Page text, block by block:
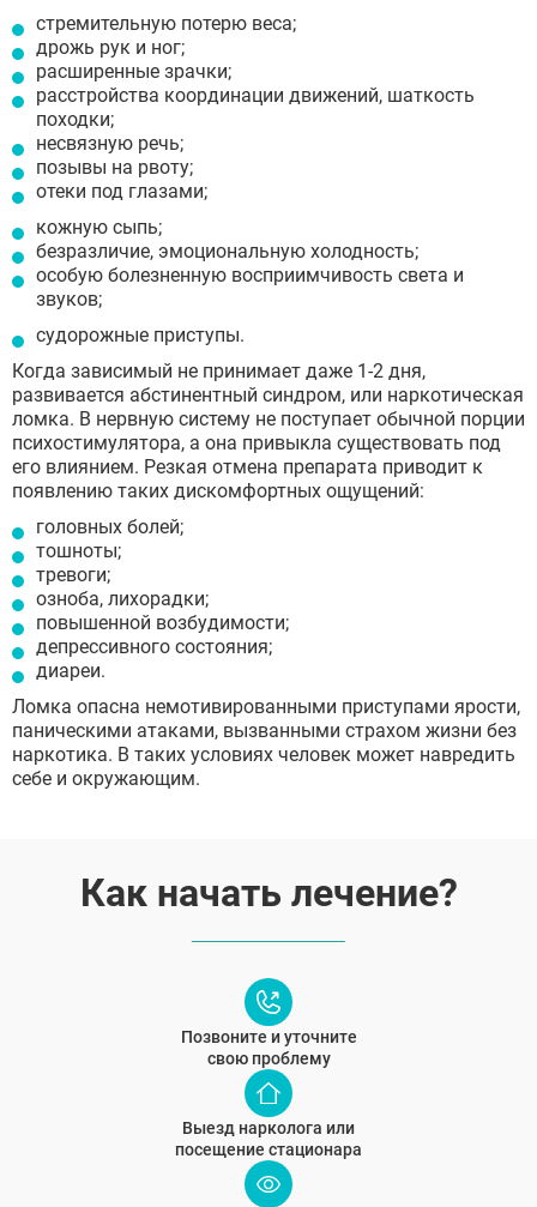
стремительную потерю веса;
дрожь рук и ног;
расширенные зрачки;
расстройства координации движений, шаткость
походки;
несвязную речь;
позывы на рвоту;
отеки под глазами;
кожную сыпь;
безразличие, эмоциональную холодность;
особую болезненную восприимчивость света и
звуков;
судорожные приступы.
Когда зависимый не принимает даже 1-2 дня,
развивается абстинентный синдром, или наркотическая
ломка. В нервную систему не поступает обычной порции
психостимулятора, а она привыкла существовать под
его влиянием. Резкая отмена препарата приводит к
появлению таких дискомфортных ощущений:
головных болей;
тошноты;
тревоги;
озноба, лихорадки;
повышенной возбудимости;
депрессивного состояния;
диареи.
Ломка опасна немотивированными приступами ярости,
паническими атаками, вызванными страхом жизни без
наркотика. В таких условиях человек может навредить
себе и окружающим.
Как начать лечение?
Позвоните и уточните
свою проблему
Выезд нарколога или
посещение стационара